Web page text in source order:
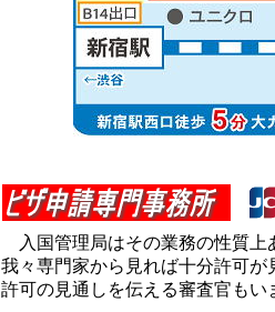
入国管理局はその業務の性質
我々専門家から見れば十分許可
許可の見通しを伝える審査官もい